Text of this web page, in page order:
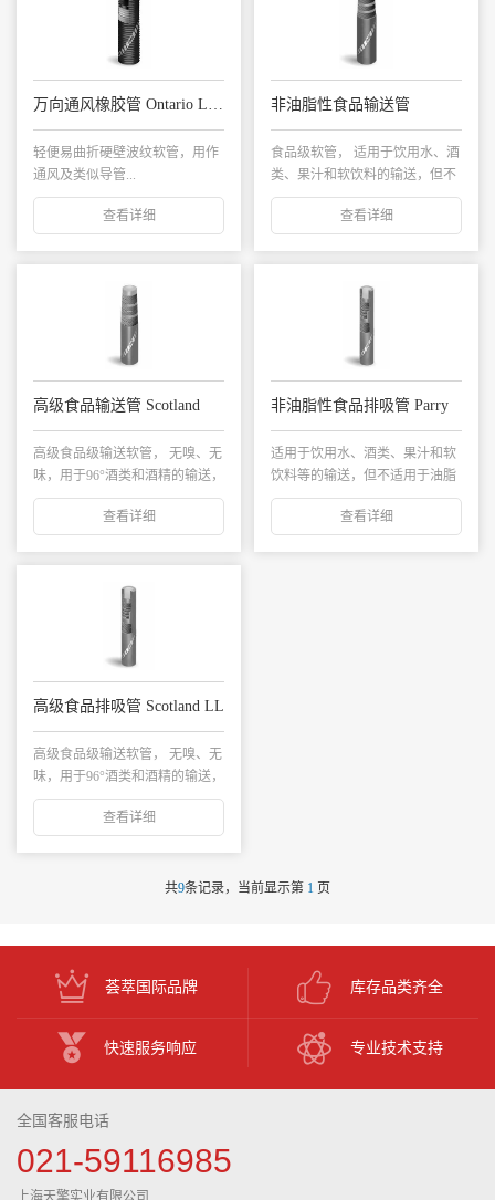
万向通风橡胶管 Ontario Light
轻便易曲折硬壁波纹软管，用作
通风及类似导管...
查看详细
非油脂性食品输送管
食品级软管， 适用于饮用水、酒
类、果汁和软饮料的输送，但不
适用于输送油脂...
查看详细
高级食品输送管 Scotland
高级食品级输送软管， 无嗅、无
味，用于96°酒类和酒精的输送，
特别适用于...
查看详细
非油脂性食品排吸管 Parry
适用于饮用水、酒类、果汁和软
饮料等的输送，但不适用于油脂
性食品的输送...
查看详细
高级食品排吸管 Scotland LL
高级食品级输送软管， 无嗅、无
味，用于96°酒类和酒精的输送，
特别适用于...
查看详细
共9条记录，当前显示第 1 页
荟萃国际品牌 库存品类齐全
快速服务响应 专业技术支持
全国客服电话
021-59116985
上海天擎实业有限公司